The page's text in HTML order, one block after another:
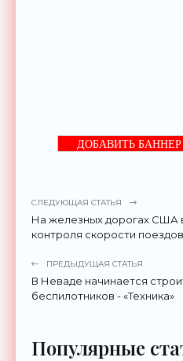
ДОБАВИТЬ БАННЕР
СЛЕДУЮЩАЯ СТАТЬЯ
На железных дорогах США
контроля скорости поездов
ПРЕДЫДУЩАЯ СТАТЬЯ
В Неваде начинается
беспилотников - «Техника»
Популярные